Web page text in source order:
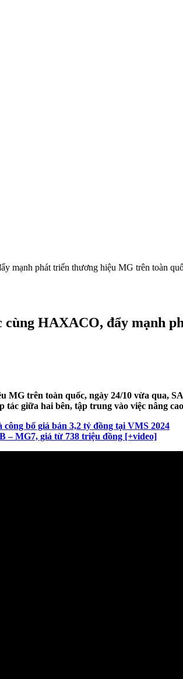
mạnh phát triển thương hiệu MG trên toàn
HAXACO, đẩy mạnh
trên toàn quốc, ngày 24/10 vừa qua,
giữa hai bên, tập trung vào việc nâng
bố giá bán 3,2 tỷ đồng tại VMS 2024
– MG7, giá từ 738 triệu đồng [+video]